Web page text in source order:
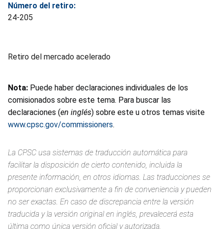
Número del retiro:
24-205
Retiro del mercado acelerado
Nota: Puede haber declaraciones individuales de los
comisionados sobre este tema. Para buscar las
declaraciones (en inglés) sobre este u otros temas visite
www.cpsc.gov/commissioners.
La CPSC usa sistemas de traducción automática para
facilitar la disposición de cierto contenido, incluida la
presente información, en otros idiomas. Las traducciones se
proporcionan exclusivamente a fin de conveniencia y pueden
no ser exactas. En caso de discrepancia entre la versión
traducida y la versión original en inglés, prevalecerá esta
última como única versión oficial y autorizada.